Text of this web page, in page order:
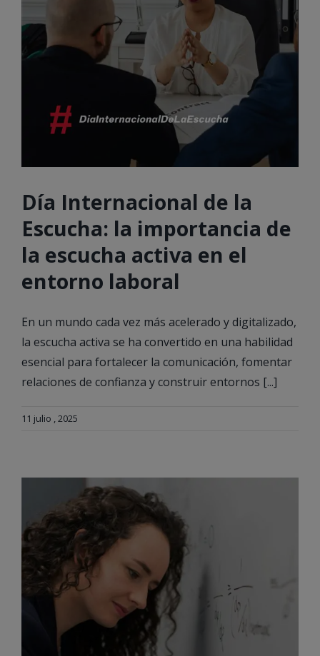
Día Internacional de la
Escucha: la importancia de
la escucha activa en el
entorno laboral
En un mundo cada vez más acelerado y digitalizado,
la escucha activa se ha convertido en una habilidad
esencial para fortalecer la comunicación, fomentar
relaciones de confianza y construir entornos [...]
11 julio , 2025